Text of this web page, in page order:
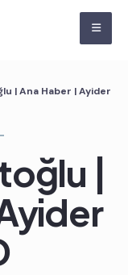
| Ana Haber | Ayider
|